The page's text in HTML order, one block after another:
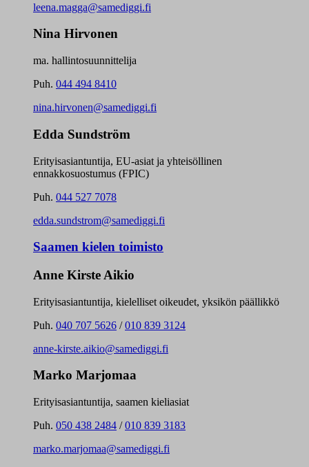
leena.magga@samediggi.fi
Nina Hirvonen
ma. hallintosuunnittelija
Puh. 044 494 8410
nina.hirvonen@samediggi.fi
Edda Sundström
Erityisasiantuntija, EU-asiat ja yhteisöllinen
ennakkosuostumus (FPIC)
Puh. 044 527 7078
edda.sundstrom@samediggi.fi
Saamen kielen toimisto
Anne Kirste Aikio
Erityisasiantuntija, kielelliset oikeudet, yksikön päällikkö
Puh. 040 707 5626 /010 839 3124
anne-kirste.aikio@samediggi.fi
Marko Marjomaa
Erityisasiantuntija, saamen kieliasiat
Puh. 050 438 2484 /010 839 3183
marko.marjomaa@samediggi.fi